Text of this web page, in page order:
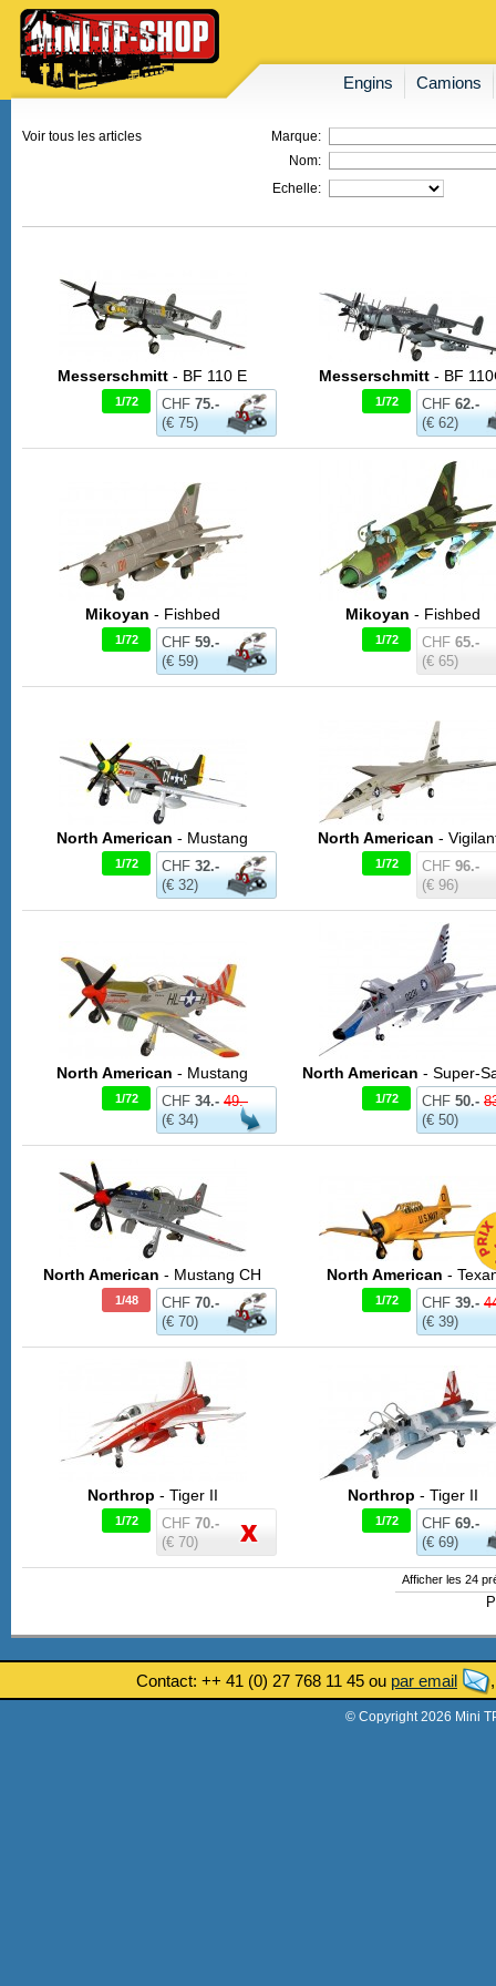
Engins Camions
Voir tous les articles
Marque:
Nom:
Echelle:
Messerschmitt - BF 110 E
CHF 75.-
(€ 75)
1/72
Messerschmitt - BF
CHF 62.-
(€ 62)
1/72
Mikoyan - Fishbed
CHF 59.-
(€ 59)
1/72
Mikoyan - Fishbed
CHF 65.-
(€ 65)
1/72
North American - Mustang
CHF 32.-
(€ 32)
1/72
North American -
CHF 96.-
(€ 96)
1/72
North American - Mustang
CHF 34.- 49.-
(€ 34)
1/72
North American - Super-
CHF 50.-
(€ 50)
1/72
North American - Mustang CH
CHF 70.-
(€ 70)
1/48
North American -
CHF 39.-
(€ 39)
1/72
Northrop - Tiger II
CHF 70.-
(€ 70)
1/72
Northrop - Tiger II
CHF 69.-
(€ 69)
1/72
Afficher les 24
Contact: ++ 41 (0) 27 768 11 45 ou par email
© Copyright 2026 Mini